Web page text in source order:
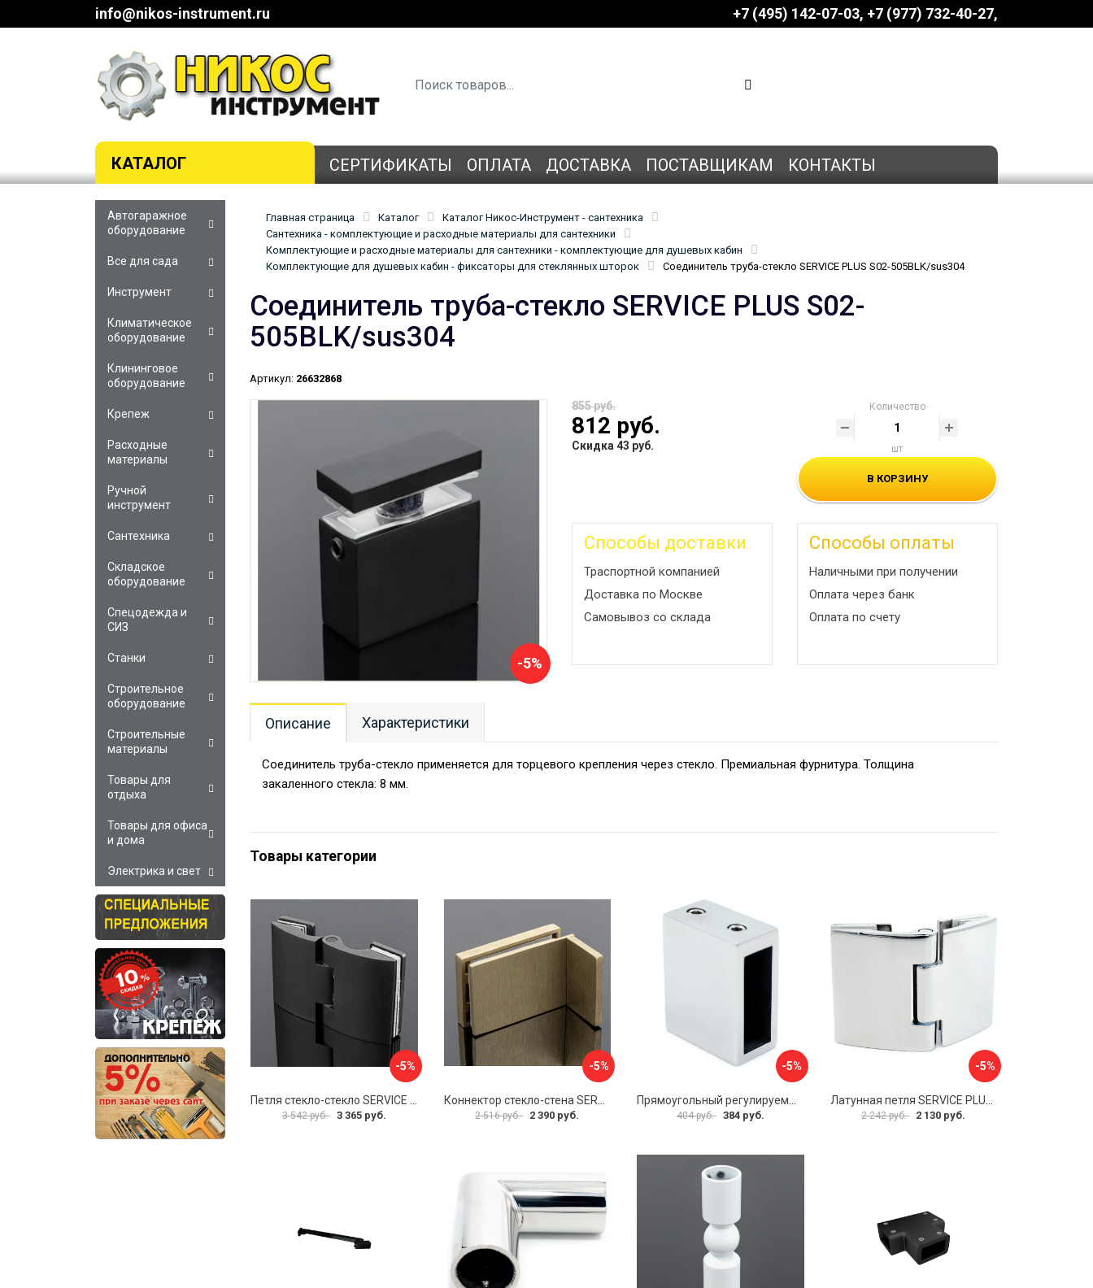
info@nikos-instrument.ru +7 (495) 142-07-03 ‎‎+7 (977) 732-40-27
КАТАЛОГ СЕРТИФИКАТЫ ОПЛАТА ДОСТАВКА ПОСТАВЩИКАМ КОНТАКТЫ
Главная страница Каталог
Каталог Никос-Инструмент - сантехника
Сантехника - комплектующие и расходные материалы для сантехники
Комплектующие и расходные материалы для сантехники - комплектующие для душевых кабин
Комплектующие для душевых кабин - фиксаторы для стеклянных шторок
Соединитель труба-стекло SERVICE PLUS S02-505BLK/sus304
Соединитель труба-стекло SERVICE PLUS S02-
505BLK/sus304
Артикул: 26632868
-5%
855 руб.
812 руб.
Скидка 43 руб.
Количество
шт
В КОРЗИНУ
Способы доставки
Траспортной компанией
Доставка по Москве
Самовывоз со склада
Способы оплаты
Наличными при получении
Оплата через банк
Оплата по счету
Описание Характеристики
Соединитель труба-стекло применяется для торцевого крепления через стекло. Премиальная фурнитура. Толщина
закаленного стекла: 8 мм.
Товары категории
-5%
3 542 руб. 3 365 руб.
-5%
2 516 руб. 2 390 руб.
-5%
404 руб. 384 руб.
-5%
2 242 руб. 2 130 руб.
Автогаражное
оборудование
Все для сада
Инструмент
Климатическое
оборудование
Клининговое
оборудование
Крепеж
Расходные
материалы
Ручной
инструмент
Сантехника
Складское
оборудование
Спецодежда и
СИЗ
Станки
Строительное
оборудование
Строительные
материалы
Товары для
отдыха
Товары для офиса
и дома
Электрика и свет